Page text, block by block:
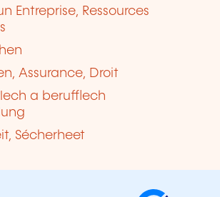
Entreprise, Ressources
Assurance, Droit
a berufflech
Sécherheet